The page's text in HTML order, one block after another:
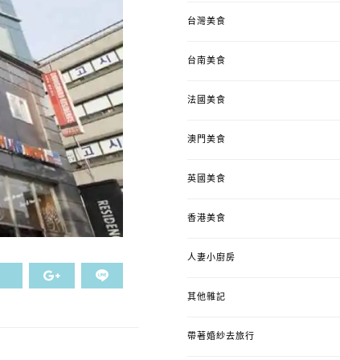
台灣美食
台南美食
法國美食
澳門美食
英國美食
香港美食
人妻小廚房
其他雜記
帶著婚紗去旅行